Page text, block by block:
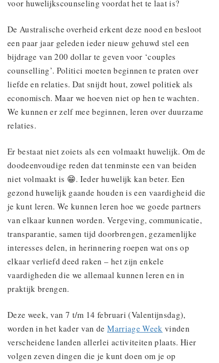
voor huwelijkscounseling voordat het te laat is?
De Australische overheid erkent deze nood en besloot
een paar jaar geleden ieder nieuw gehuwd stel een
bijdrage van 200 dollar te geven voor ‘couples
counselling’. Politici moeten beginnen te praten over
liefde en relaties. Dat snijdt hout, zowel politiek als
economisch. Maar we hoeven niet op hen te wachten.
We kunnen er zelf mee beginnen, leren over duurzame
relaties.
Er bestaat niet zoiets als een volmaakt huwelijk. Om de
doodeenvoudige reden dat tenminste een van beiden
niet volmaakt is 😁. Ieder huwelijk kan beter. Een
gezond huwelijk gaande houden is een vaardigheid die
je kunt leren. We kunnen leren hoe we goede partners
van elkaar kunnen worden. Vergeving, communicatie,
transparantie, samen tijd doorbrengen, gezamenlijke
interesses delen, in herinnering roepen wat ons op
elkaar verliefd deed raken – het zijn enkele
vaardigheden die we allemaal kunnen leren en in
praktijk brengen.
Deze week, van 7 t/m 14 februari (Valentijnsdag),
worden in het kader van deMarriage Week vinden
verscheidene landen allerlei activiteiten plaats. Hier
volgen zeven dingen die je kunt doen om je op